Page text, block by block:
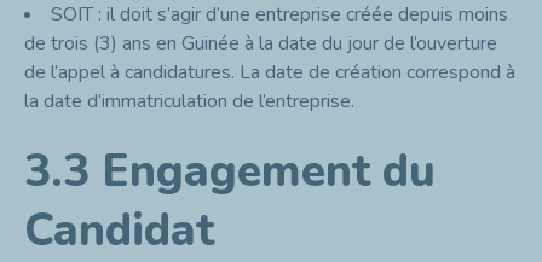
SOIT : il doit s’agir d’une entreprise créée depuis moins
de trois (3) ans en Guinée à la date du jour de l’ouverture
de l’appel à candidatures. La date de création correspond à
la date d’immatriculation de l’entreprise.
3.3 Engagement du
Candidat